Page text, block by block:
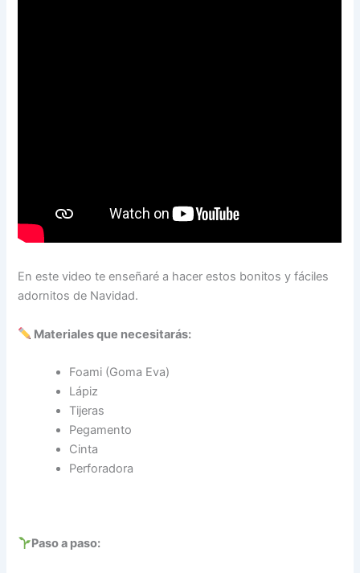
En este video te enseñaré a hacer estos bonitos y fáciles
adornitos de Navidad.
Materiales que necesitarás:
Foami (Goma Eva)
Lápiz
Tijeras
Pegamento
Cinta
Perforadora
Paso a paso: